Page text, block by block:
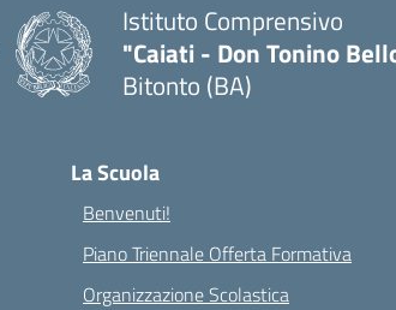
Istituto Comprensivo
"Caiati - Don Tonino
Bitonto (BA)
La Scuola
Benvenuti!
Piano Triennale Offerta Formativa
Organizzazione Scolastica